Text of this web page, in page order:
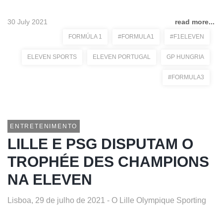
30 July 2021 read more...
FORMÚLA 1 #FORMULA1 #F1ELEVEN
ELEVEN SPORTS ELEVEN PORTUGAL GP HUNGRIA
#FORMULA3
ENTRETENIMENTO
LILLE E PSG DISPUTAM O
TROPHÉE DES CHAMPIONS
NA ELEVEN
Lisboa, 29 de julho de 2021 - O Lille Olympique Sporting